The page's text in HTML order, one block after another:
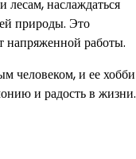
лесам, наслаждаться
природы. Это
напряженной работы.
человеком, и ее хобби
и радость в жизни.